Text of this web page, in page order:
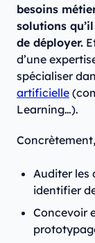
besoins
solutions
de déployer.
d’une
spécialiser
artificielle
Learning…).
Auditer les
identifier
Concevoir